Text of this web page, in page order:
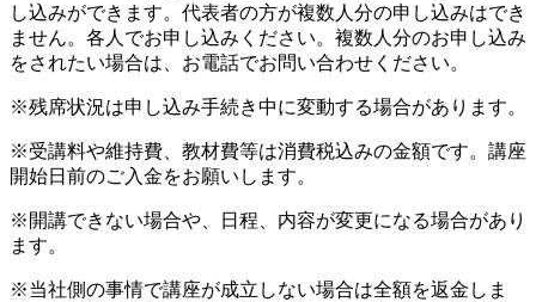
し込みができます。代表者の方が複数人分の申し込みはでき
ません。各人でお申し込みください。複数人分のお申し込み
をされたい場合は、お電話でお問い合わせください。
※残席状況は申し込み手続き中に変動する場合があります。
※受講料や維持費、教材費等は消費税込みの金額です。講座
開始日前のご入金をお願いします。
※開講できない場合や、日程、内容が変更になる場合があり
ます。
※当社側の事情で講座が成立しない場合は全額を返金しま